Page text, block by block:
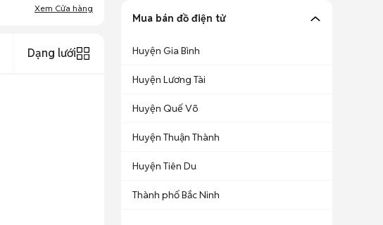
Xem Cửa hàng
Dạng lưới
Mua bán đồ điện tử
Huyện Gia Bình
Huyện Lương Tài
Huyện Quế Võ
Huyện Thuận Thành
Huyện Tiên Du
Thành phố Bắc Ninh